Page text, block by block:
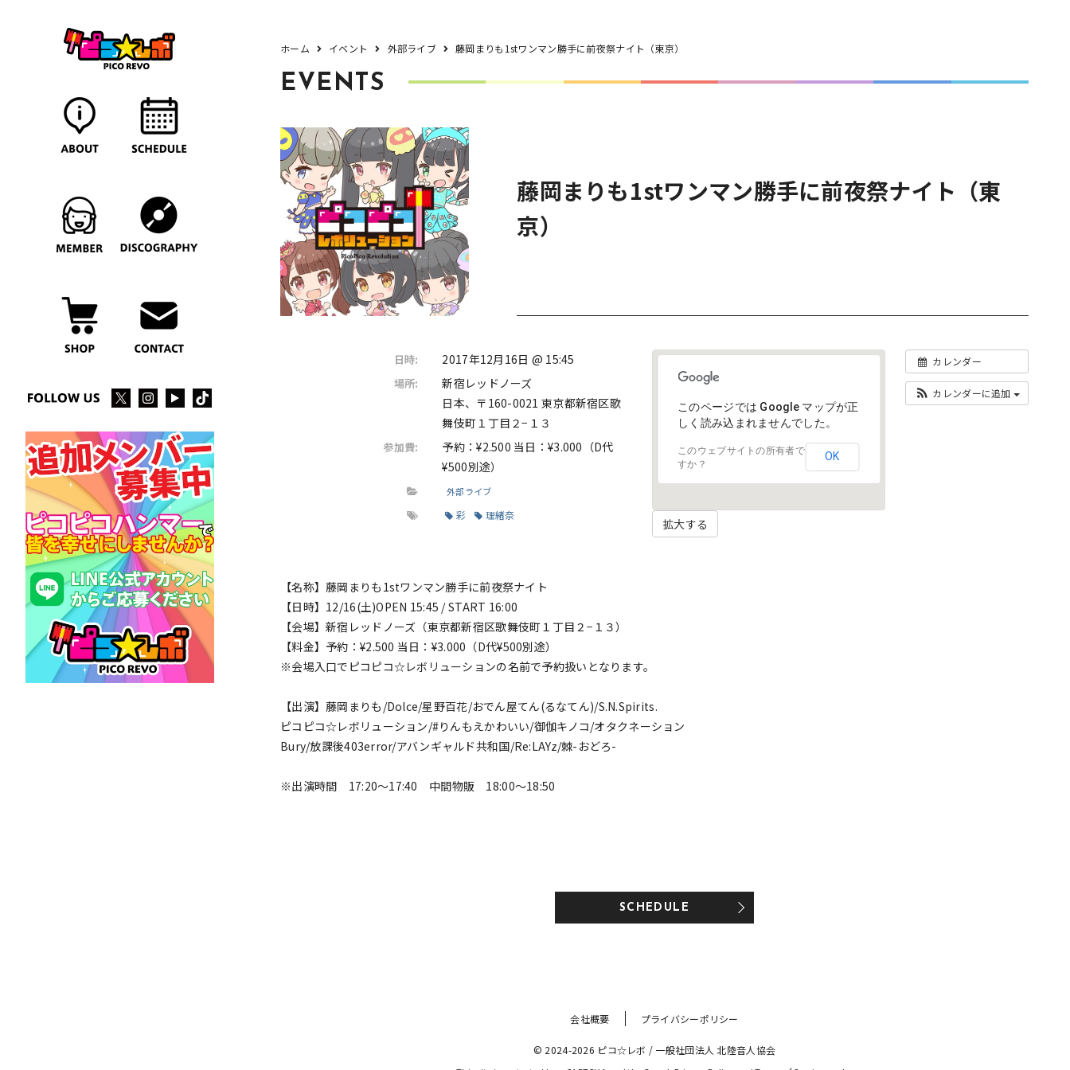
ホーム イベント 外部ライブ 藤岡まりも1stワンマン勝手に前夜祭ナイト（東京）
EVENTS
藤岡まりも1stワンマン勝手に前夜祭ナイト（東
京）
カレンダー
カレンダーに追加
このページでは Google マップが正
しく読み込まれませんでした。
このウェブサイトの所有者で
すか？
OK
拡大する
日時: 2017年12月16日 @ 15:45
場所:
新宿レッドノーズ
日本、〒160-0021 東京都新宿区歌
舞伎町１丁目２−１３
参加費:
予約：¥2.500 当日：¥3.000（D代
¥500別途）
外部ライブ
彩 理緒奈
【名称】藤岡まりも1stワンマン勝手に前夜祭ナイト
【日時】12/16(土)OPEN 15:45 / START 16:00
【会場】新宿レッドノーズ（東京都新宿区歌舞伎町１丁目２−１３）
【料金】予約：¥2.500 当日：¥3.000（D代¥500別途）
※会場入口でピコピコ☆レボリューションの名前で予約扱いとなります。
【出演】藤岡まりも/Dolce/星野百花/おでん屋てん(るなてん)/S.N.Spirits.
ピコピコ☆レボリューション/#りんもえかわいい/御伽キノコ/オタクネーション
Bury/放課後403error/アバンギャルド共和国/Re:LAYz/棘-おどろ-
※出演時間 17:20〜17:40 中間物販 18:00〜18:50
SCHEDULE
会社概要 プライバシーポリシー
© 2024-2026 ピコ☆レボ / 一般社団法人 北陸音人協会